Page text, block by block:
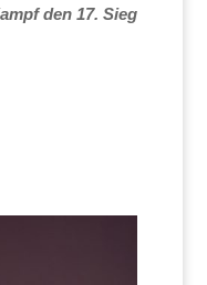
den 17. Sieg